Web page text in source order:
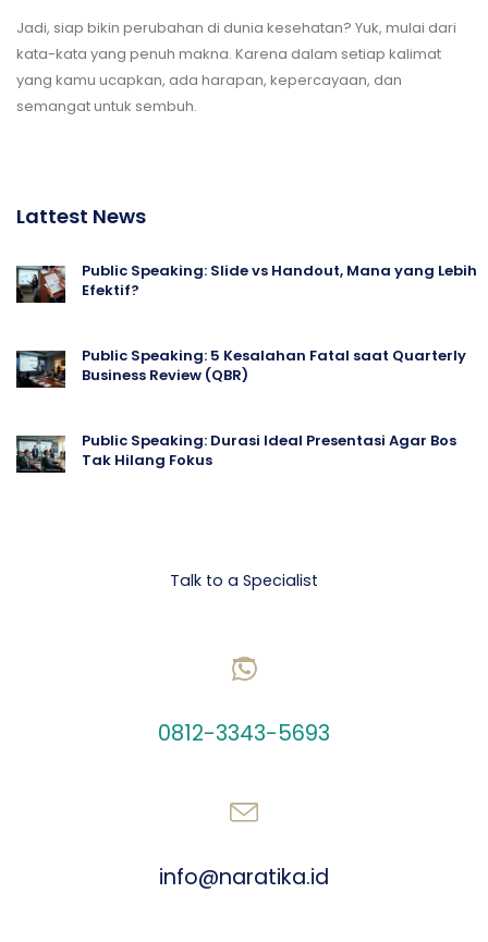
Jadi, siap bikin perubahan di dunia kesehatan? Yuk, mulai dari
kata-kata yang penuh makna. Karena dalam setiap kalimat
yang kamu ucapkan, ada harapan, kepercayaan, dan
semangat untuk sembuh.
Lattest News
Public Speaking: Slide vs Handout, Mana yang Lebih
Efektif?
Public Speaking: 5 Kesalahan Fatal saat Quarterly
Business Review (QBR)
Public Speaking: Durasi Ideal Presentasi Agar Bos
Tak Hilang Fokus
Talk to a Specialist
0812-3343-5693
info@naratika.id